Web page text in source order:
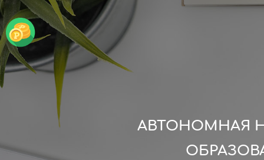
АВТОНОМНАЯ